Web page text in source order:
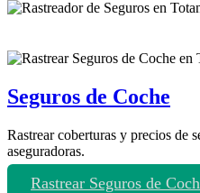
Seguros de Coche
Rastrear coberturas y precios de
aseguradoras.
Rastrear Seguros de